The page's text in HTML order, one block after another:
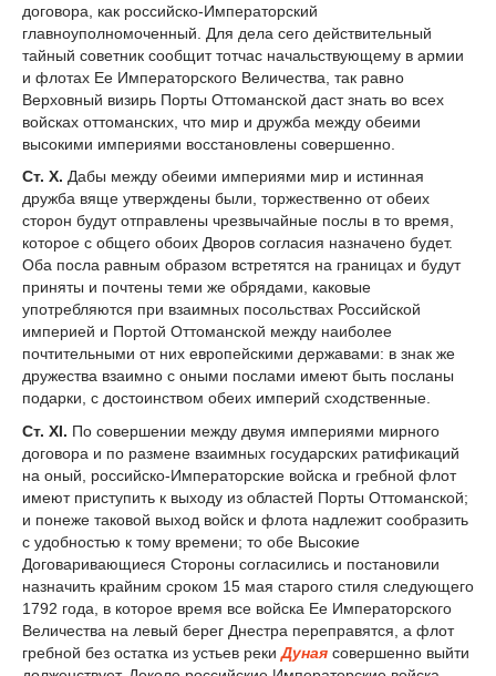
договора, как российско-Императорский
главноуполномоченный. Для дела сего действительный
тайный советник сообщит тотчас начальствующему в армии
и флотах Ее Императорского Величества, так равно
Верховный визирь Порты Оттоманской даст знать во всех
войсках оттоманских, что мир и дружба между обеими
высокими империями восстановлены совершенно.
Ст. X. Дабы между обеими империями мир и истинная
дружба вяще утверждены были, торжественно от обеих
сторон будут отправлены чрезвычайные послы в то время,
которое с общего обоих Дворов согласия назначено будет.
Оба посла равным образом встретятся на границах и будут
приняты и почтены теми же обрядами, каковые
употребляются при взаимных посольствах Российской
империей и Портой Оттоманской между наиболее
почтительными от них европейскими державами: в знак же
дружества взаимно с оными послами имеют быть посланы
подарки, с достоинством обеих империй сходственные.
Ст. XI. По совершении между двумя империями мирного
договора и по размене взаимных государских ратификаций
на оный, российско-Императорские войска и гребной флот
имеют приступить к выходу из областей Порты Оттоманской;
и понеже таковой выход войск и флота надлежит сообразить
с удобностью к тому времени; то обе Высокие
Договаривающиеся Стороны согласились и постановили
назначить крайним сроком 15 мая старого стиля следующего
1792 года, в которое время все войска Ее Императорского
Величества на левый берег Днестра переправятся, а флот
гребной без остатка из устьев рекиДуная совершенно выйти